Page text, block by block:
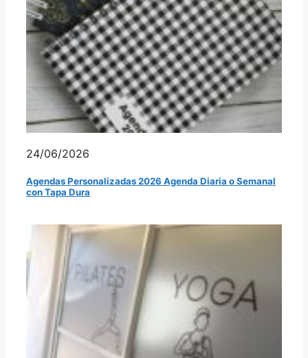
24/06/2026
Agendas Personalizadas 2026 Agenda Diaria o Semanal
con Tapa Dura